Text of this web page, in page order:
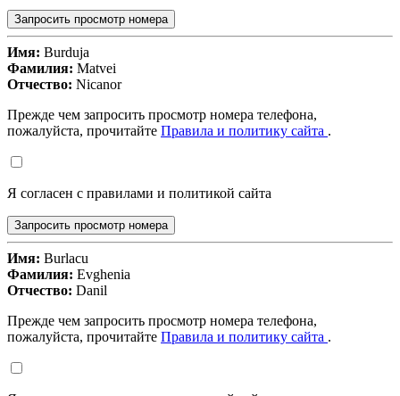
Запросить просмотр номера
Имя: Burduja
Фамилия: Matvei
Отчество: Nicanor
Прежде чем запросить просмотр номера телефона,
пожалуйста, прочитайте Правила и политику сайта .
Я согласен с правилами и политикой сайта
Запросить просмотр номера
Имя: Burlacu
Фамилия: Evghenia
Отчество: Danil
Прежде чем запросить просмотр номера телефона,
пожалуйста, прочитайте Правила и политику сайта .